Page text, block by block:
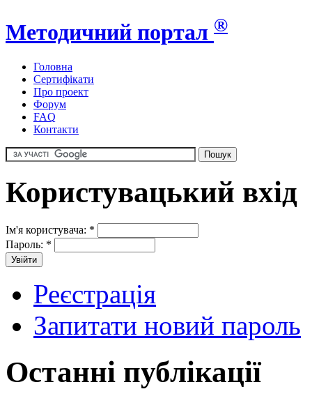
Методичний портал ®
Головна
Сертифікати
Про проект
Форум
FAQ
Контакти
Користувацький вхід
Ім'я користувача: *
Пароль: *
Реєстрація
Запитати новий пароль
Останні публікації